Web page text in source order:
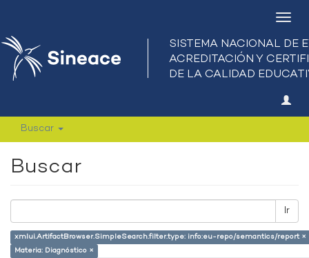
Buscar
Buscar
Ir
xmlui.ArtifactBrowser.SimpleSearch.filter.type: info:eu-repo/semantics/report ×
Materia: Diagnóstico ×